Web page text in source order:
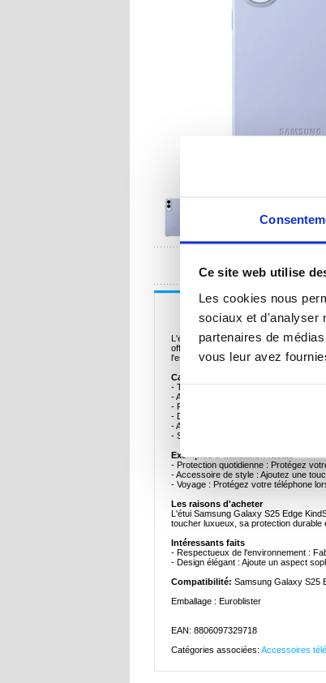
Ce site web utilise
Les cookies nous
sociaux et d'analyser
partenaires de
vous leur avez
UNE
Description
L'étui Samsung Galaxy S25 Edge
offre une sensation de luxe tout en
l'esthétique de votre Samsung Galaxy
Caractéristiques et spécifications
- Toucher luxueux : Fabriqué à partir
- Ajustement parfait : Conçu
- Protection durable : Protège votre
- Design fin : Ajoute un minimum
- Accès facile : Découpes précises
- Style élégant : Améliore l'aspect
Exemples d'utilisation idéale
- Protection quotidienne : Protégez
- Accessoire de style : Ajoutez une
- Voyage : Protégez votre téléphone
Les raisons d'acheter
L'étui Samsung Galaxy S25 Edge
toucher luxueux, sa protection durable
Intéressants faits
- Respectueux de l'environnement :
- Design élégant : Ajoute un aspect
Compatibilité: Samsung Galaxy S25
Emballage : Euroblister
EAN: 8806097329718
Catégories associées: Accessoires